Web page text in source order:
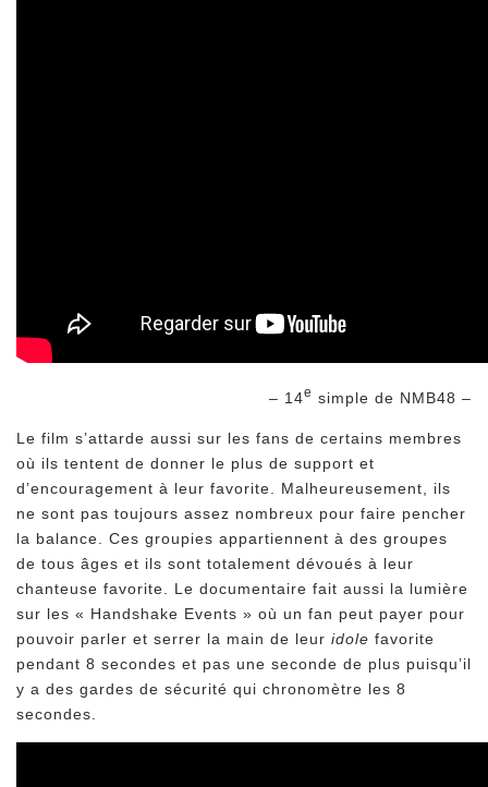
– 14e simple de NMB48 –
Le film s’attarde aussi sur les fans de certains membres
où ils tentent de donner le plus de support et
d’encouragement à leur favorite. Malheureusement, ils
ne sont pas toujours assez nombreux pour faire pencher
la balance. Ces groupies appartiennent à des groupes
de tous âges et ils sont totalement dévoués à leur
chanteuse favorite. Le documentaire fait aussi la lumière
sur les « Handshake Events » où un fan peut payer pour
pouvoir parler et serrer la main de leur idole favorite
pendant 8 secondes et pas une seconde de plus puisqu’il
y a des gardes de sécurité qui chronomètre les 8
secondes.